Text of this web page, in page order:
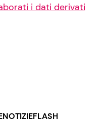
i dati derivati